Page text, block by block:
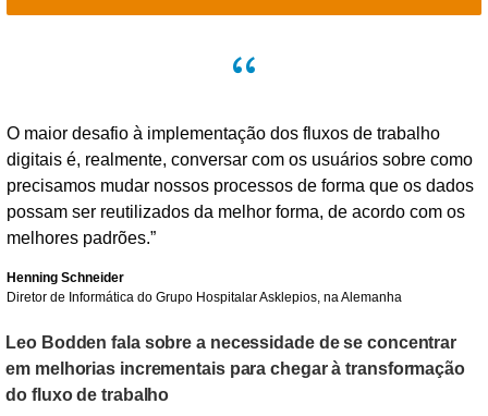
O maior desafio à implementação dos fluxos de trabalho
digitais é, realmente, conversar com os usuários sobre como
precisamos mudar nossos processos de forma que os dados
possam ser reutilizados da melhor forma, de acordo com os
melhores padrões.”
Henning Schneider
Diretor de Informática do Grupo Hospitalar Asklepios, na Alemanha
Leo Bodden fala sobre a necessidade de se concentrar
em melhorias incrementais para chegar à transformação
do fluxo de trabalho